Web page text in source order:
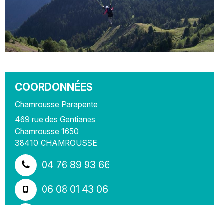
COORDONNÉES
Chamrousse Parapente
469 rue des Gentianes
Chamrousse 1650
38410 CHAMROUSSE
04 76 89 93 66
06 08 01 43 06